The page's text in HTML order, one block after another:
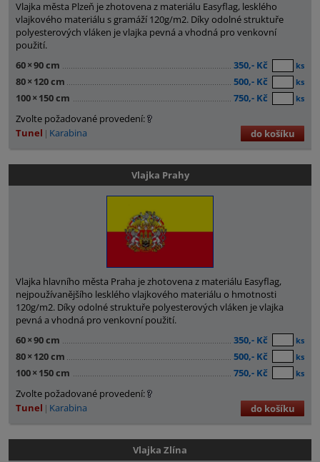
Vlajka města Plzeň je zhotovena z materiálu Easyflag, lesklého
vlajkového materiálu s gramáží 120g/m2. Díky odolné struktuře
polyesterových vláken je vlajka pevná a vhodná pro venkovní
použití.
60×90 cm 350,- Kč ks
80× 120 cm 500,- Kč ks
100× 150 cm 750,- Kč ks
Zvolte požadované provedení:
Tunel
Karabina do košíku
Vlajka Prahy
Vlajka hlavního města Praha je zhotovena z materiálu Easyflag,
nejpoužívanějšího lesklého vlajkového materiálu o hmotnosti
120g/m2. Díky odolné struktuře polyesterových vláken je vlajka
pevná a vhodná pro venkovní použití.
60×90 cm 350,- Kč ks
80× 120 cm 500,- Kč ks
100× 150 cm 750,- Kč ks
Zvolte požadované provedení:
Tunel
Karabina do košíku
Vlajka Zlína